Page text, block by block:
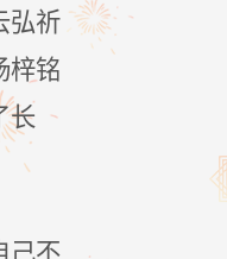
弘祈
梓铭
长
己不